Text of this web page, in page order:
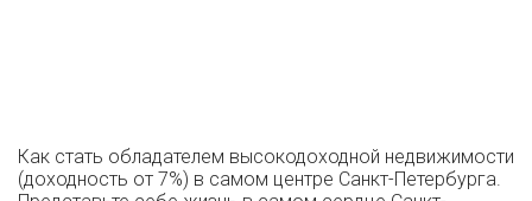
Как стать обладателем высокодоходной недвижимости
(доходность от 7%) в самом центре Санкт-Петербурга.